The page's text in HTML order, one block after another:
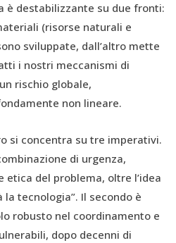
è destabilizzante su due fronti:
(risorse naturali e
sviluppate, dall’altro mette
i nostri meccanismi di
rischio globale,
non lineare.
si concentra su tre imperativi.
di urgenza,
etica del problema, oltre l’idea
tecnologia”. Il secondo è
robusto nel coordinamento e
dopo decenni di